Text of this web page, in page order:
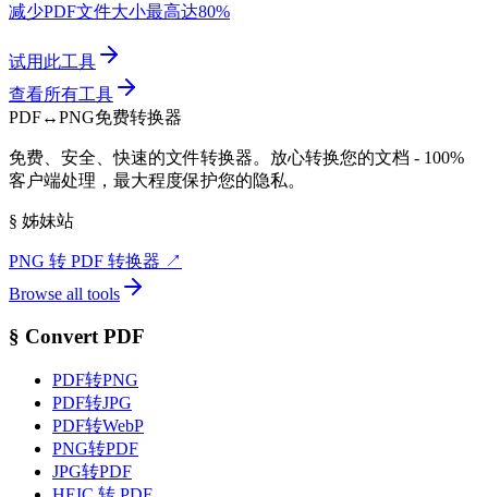
减少PDF文件大小最高达80%
试用此工具
查看所有工具
PDF↔PNG免费转换器
免费、安全、快速的文件转换器。放心转换您的文档 - 100%
客户端处理，最大程度保护您的隐私。
§ 姊妹站
PNG 转 PDF 转换器 ↗
Browse all tools
§ Convert PDF
PDF转PNG
PDF转JPG
PDF转WebP
PNG转PDF
JPG转PDF